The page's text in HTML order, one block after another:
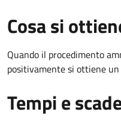
Cosa si
Quando il procedimento
positivamente si ottiene
Tempi e